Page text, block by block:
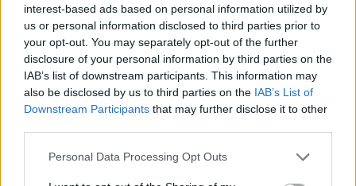
interest-based ads based on personal information utilized by
us or personal information disclosed to third parties prior to
your opt-out. You may separately opt-out of the further
disclosure of your personal information by third parties on the
IAB’s list of downstream participants. This information may
also be disclosed by us to third parties on the IAB’s List of
Downstream Participants that may further disclose it to other
Personal Data Processing Opt Outs
Εγγραφή στο newsletter